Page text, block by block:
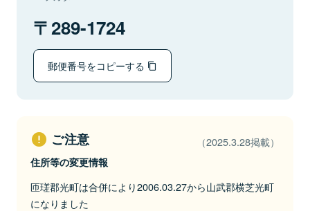
289-1724
郵便番号をコピーする
ご注意 （2025.3.28掲載）
住所等の変更情報
匝瑳郡光町は合併により2006.03.27から山武郡横芝光町
になりました